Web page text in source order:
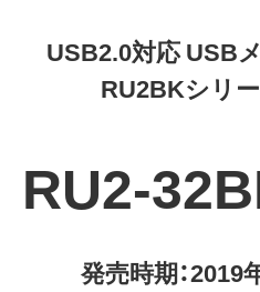
USB2.0対応 USB
RU2BKシリ
RU2-
発売時期：2019